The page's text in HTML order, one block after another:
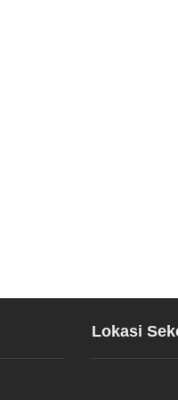
Lokasi